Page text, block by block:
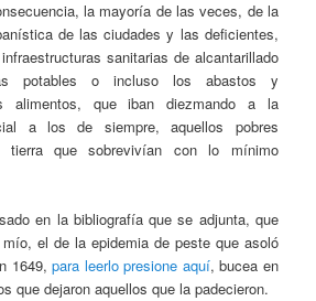
la mayoría de las veces, de la
de las ciudades y las deficientes,
sanitarias de alcantarillado
potables o incluso los abastos y
alimentos, que iban diezmando a la
a los de siempre, aquellos pobres
tierra que sobrevivían con lo mínimo
en la bibliografía que se adjunta, que
el de la epidemia de peste que asoló
1649,para leerlo presione aquí, bucea en
que dejaron aquellos que la padecieron.